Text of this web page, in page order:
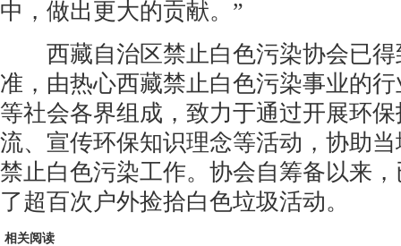
中，做出更大的贡献。”
西藏自治区禁止白色污染协会已得
准，由热心西藏禁止白色污染事业的
等社会各界组成，致力于通过开展环
流、宣传环保知识理念等活动，协助
禁止白色污染工作。协会自筹备以来
了超百次户外捡拾白色垃圾活动。
相关阅读